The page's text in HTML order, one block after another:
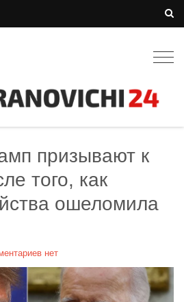
призывают к
того, как
ошеломила
нет